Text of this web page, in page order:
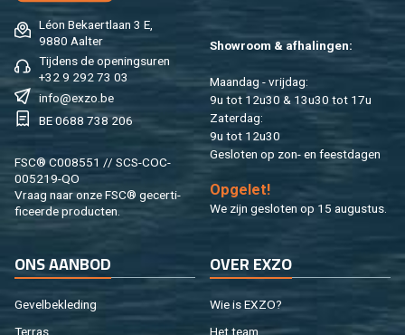
Léon Be­kaert­laan 3 E,
9880 Aal­ter
Tij­dens de ope­nings­uren
+32 9 292 73 03
info@​exzo.​be
BE 0688 738 206
FSC® C008551 // SCS-COC-
005219-QO
Vraag naar onze FSC® ge­cer­ti­
fi­ceer­de pro­duc­ten.
Show­room & af­ha­lin­gen:
Maan­dag - vrij­dag:
9u tot 12u30 & 13u30 tot 17u
Za­ter­dag:
9u tot 12u30
Ge­slo­ten op zon- en feest­da­gen
Op­ge­let!
We zijn ge­slo­ten op 15 au­gus­tus.
ONS AAN­BOD
Ge­vel­be­kle­ding
Ter­ras
OVER EXZO
Wie is EXZO?
Het team